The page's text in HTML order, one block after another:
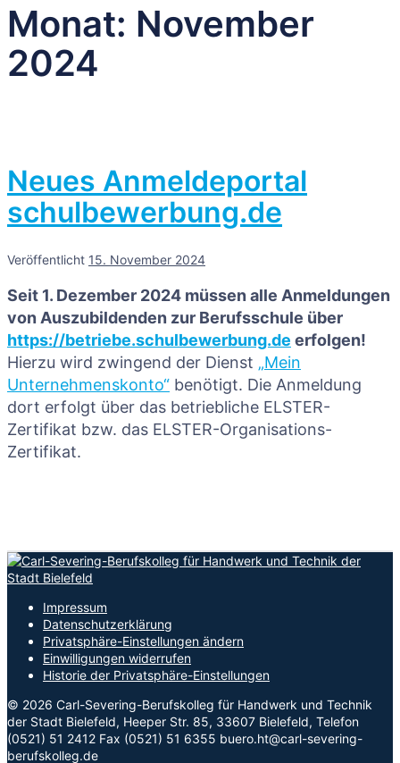
Monat: November
2024
Neues Anmeldeportal
schulbewerbung.de
Veröffentlicht 15. November 2024
Seit 1. Dezember 2024 müssen alle Anmeldungen
von Auszubildenden zur Berufsschule über
https://betriebe.schulbewerbung.de erfolgen!
Hierzu wird zwingend der Dienst „Mein
Unternehmenskonto“ benötigt. Die Anmeldung
dort erfolgt über das betriebliche ELSTER-
Zertifikat bzw. das ELSTER-Organisations-
Zertifikat.
Impressum
Datenschutzerklärung
Privatsphäre-Einstellungen ändern
Einwilligungen widerrufen
Historie der Privatsphäre-Einstellungen
© 2026 Carl-Severing-Berufskolleg für Handwerk und Technik
der Stadt Bielefeld, Heeper Str. 85, 33607 Bielefeld, Telefon
(0521) 51 2412 Fax (0521) 51 6355 buero.ht@carl-severing-
berufskolleg.de